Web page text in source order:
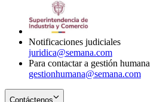
Notificaciones judiciales
juridica@semana.com
Para contactar a gestión humana
gestionhumana@semana.com
Contáctenos